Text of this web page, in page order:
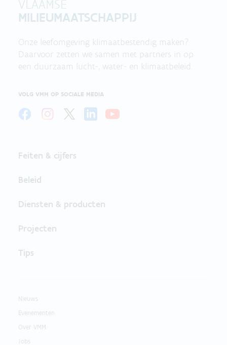
VLAAMSE
MILIEUMAATSCHAPPIJ
Onze leefomgeving klimaatbestendig maken?
Daarvoor zetten we samen met partners in op
een duurzaam lucht-, water- en klimaatbeleid.
VOLG VMM OP SOCIALE MEDIA
Feiten & cijfers
Beleid
Diensten & producten
Projecten
Tips
Nieuws
Evenementen
Over VMM
Jobs